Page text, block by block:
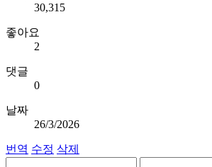
30,315
좋아요
2
댓글
0
날짜
26/3/2026
번역 수정 삭제